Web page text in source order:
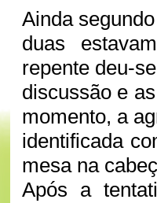
Ainda
duas
repente deu-
discussão e
momento, a
identificada
mesa na
Após a